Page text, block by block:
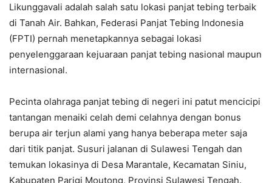
Likunggavali adalah salah satu lokasi panjat tebing terbaik
di Tanah Air. Bahkan, Federasi Panjat Tebing Indonesia
(FPTI) pernah menetapkannya sebagai lokasi
penyelenggaraan kejuaraan panjat tebing nasional maupun
internasional.
Pecinta olahraga panjat tebing di negeri ini patut mencicipi
tantangan menaiki celah demi celahnya dengan bonus
berupa air terjun alami yang hanya beberapa meter saja
dari titik panjat. Susuri jalanan di Sulawesi Tengah dan
temukan lokasinya di Desa Marantale, Kecamatan Siniu,
Kabupaten Parigi Moutong, Provinsi Sulawesi Tengah.